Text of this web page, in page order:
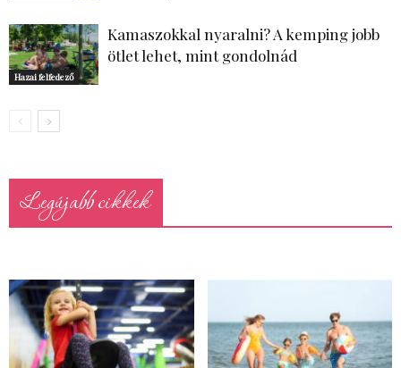
Hazai felfedező
Kamaszokkal nyaralni? A kemping jobb
ötlet lehet, mint gondolnád
Legújabb cikkek